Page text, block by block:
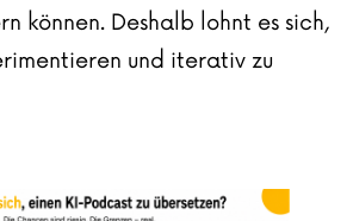
können. Deshalb lohnt es sich,
und iterativ zu